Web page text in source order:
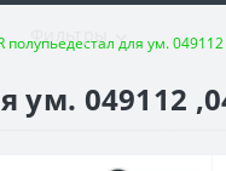
полупьедестал для ум.
ум. 049112